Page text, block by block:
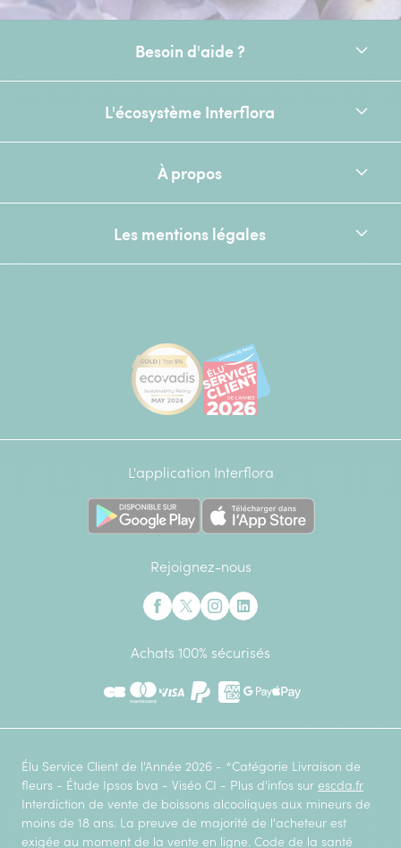
Besoin d'aide ?
L'écosystème Interflora
À propos
Les mentions légales
[Ecovadis Gold Badge - Top 5%
L'application Interflora
Rejoignez-nous
Achats 100% sécurisés
CB Mastercard PaypalAmerican Express
Google Pay
Apple Pay
Élu Service Client de l'Année 2026 - *Catégorie Livraison de
fleurs - Étude Ipsos bva - Viséo CI - Plus d'infos sur escda.fr
Interdiction de vente de boissons alcooliques aux mineurs de
moins de 18 ans. La preuve de majorité de l'acheteur est
exigée au moment de la vente en ligne. Code de la santé